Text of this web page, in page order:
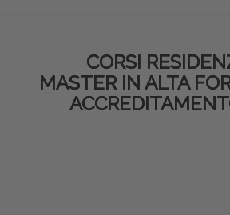
CORSI
MASTER IN ALTA